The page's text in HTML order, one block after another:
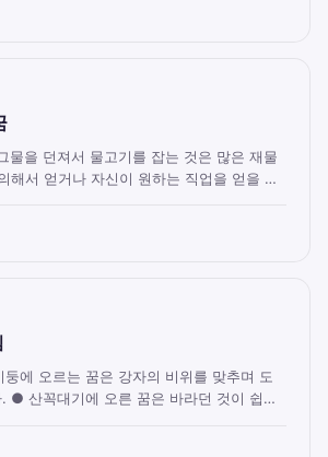
물을 던져서 물고기를 잡는 것은 많은 재물
해서 얻거나 자신이 원하는 직업을 얻을 암
에 오르는 꿈은 강자의 비위를 맞추며 도
● 산꼭대기에 오른 꿈은 바라던 것이 쉽게